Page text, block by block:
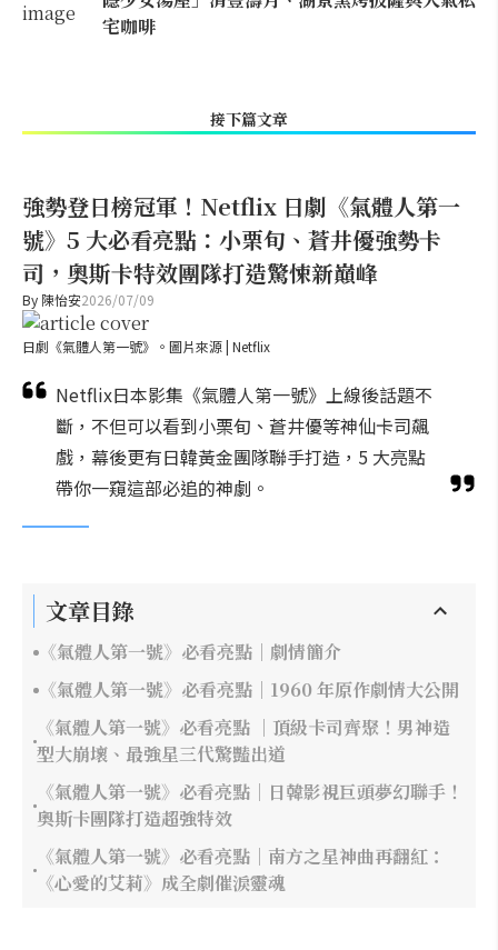
宅咖啡
接下篇文章
強勢登日榜冠軍！Netflix 日劇《氣體人第一
號》5 大必看亮點：小栗旬、蒼井優強勢卡
司，奧斯卡特效團隊打造驚悚新巔峰
By 陳怡安2026/07/09
日劇《氣體人第一號》。圖片來源 | Netflix
Netflix日本影集《氣體人第一號》上線後話題不
斷，不但可以看到小栗旬、蒼井優等神仙卡司飆
戲，幕後更有日韓黃金團隊聯手打造，5 大亮點
帶你一窺這部必追的神劇。
文章目錄
《氣體人第一號》必看亮點｜劇情簡介
《氣體人第一號》必看亮點｜1960 年原作劇情大公開
《氣體人第一號》必看亮點 ｜頂級卡司齊聚！男神造
型大崩壞、最強星三代驚豔出道
《氣體人第一號》必看亮點｜日韓影視巨頭夢幻聯手！
奧斯卡團隊打造超強特效
《氣體人第一號》必看亮點｜南方之星神曲再翻紅：
《心愛的艾莉》成全劇催淚靈魂